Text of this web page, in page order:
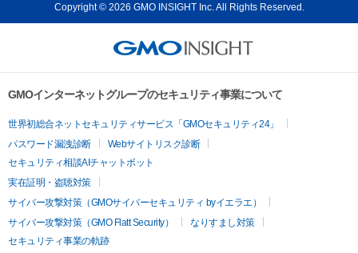
Copyright © 2026 GMO INSIGHT Inc. All Rights Reserved.
GMOインターネットグループのセキュリティ事業について
世界初総合ネットセキュリティサービス「GMOセキュリティ24」
パスワード漏洩診断
Webサイトリスク診断
セキュリティ相談AIチャットボット
実在証明・盗聴対策
サイバー攻撃対策（GMOサイバーセキュリティ byイエラエ）
サイバー攻撃対策（GMO Flatt Security）
なりすまし対策
セキュリティ事業の軌跡